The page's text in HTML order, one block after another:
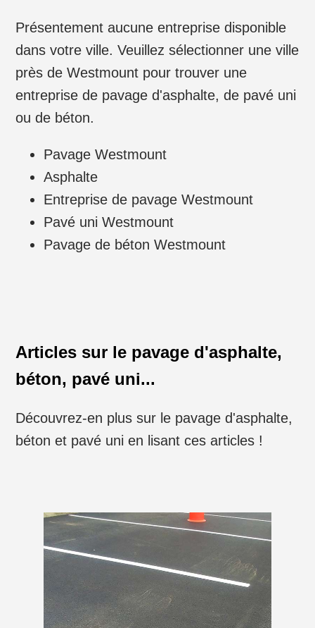
Présentement aucune entreprise disponible
dans votre ville. Veuillez sélectionner une ville
près de Westmount pour trouver une
entreprise de pavage d'asphalte, de pavé uni
ou de béton.
Pavage Westmount
Asphalte
Entreprise de pavage Westmount
Pavé uni Westmount
Pavage de béton Westmount
Articles sur le pavage d'asphalte,
béton, pavé uni...
Découvrez-en plus sur le pavage d'asphalte,
béton et pavé uni en lisant ces articles !